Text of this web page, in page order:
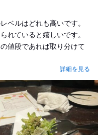
ベルはどれも高いです。
れていると嬉しいです。
値段であれば取り分けて
詳細を見る